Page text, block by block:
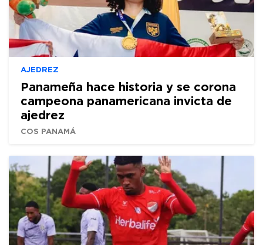
AJEDREZ
Panameña hace historia y se corona
campeona panamericana invicta de
ajedrez
COS PANAMÁ